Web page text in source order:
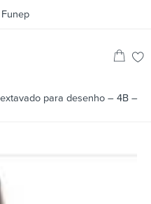
para desenho – 4B –